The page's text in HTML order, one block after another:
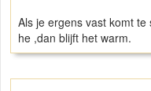
Als je ergens vast komt
he ,dan blijft het warm.